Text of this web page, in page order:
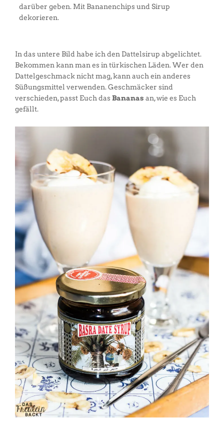
darüber geben. Mit Bananenchips und Sirup
dekorieren.
In das untere Bild habe ich den Dattelsirup abgelichtet.
Bekommen kann man es in türkischen Läden. Wer den
Dattelgeschmack nicht mag, kann auch ein anderes
Süßungsmittel verwenden. Geschmäcker sind
verschieden, passt Euch das Bananas an, wie es Euch
gefällt.